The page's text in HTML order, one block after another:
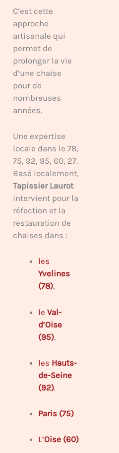
C’est cette
approche
artisanale qui
permet de
prolonger la vie
d’une chaise
pour de
nombreuses
années.
Une expertise
locale dans le 78,
75, 92, 95, 60, 27.
Basé localement,
Tapissier Laurot
intervient pour la
réfection et la
restauration de
chaises dans :
les
Yvelines
(78),
le Val-
d’Oise
(95),
les Hauts-
de-Seine
(92).
Paris (75)
L’Oise (60)